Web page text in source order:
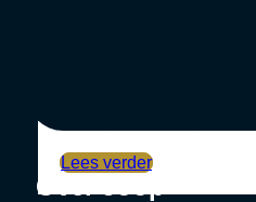
Lees verder
Over Joop